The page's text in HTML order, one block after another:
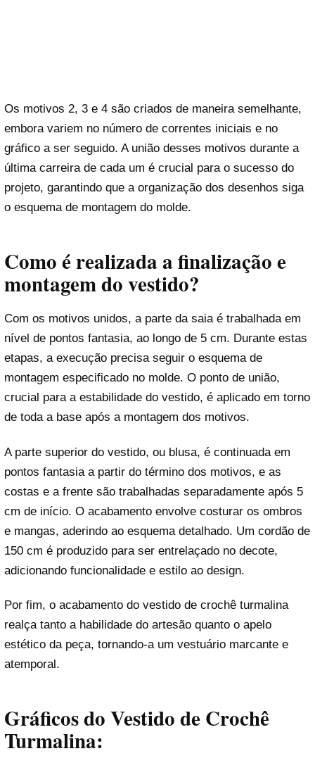
Os motivos 2, 3 e 4 são criados de maneira semelhante,
embora variem no número de correntes iniciais e no
gráfico a ser seguido. A união desses motivos durante a
última carreira de cada um é crucial para o sucesso do
projeto, garantindo que a organização dos desenhos siga
o esquema de montagem do molde.
Como é realizada a finalização e
montagem do vestido?
Com os motivos unidos, a parte da saia é trabalhada em
nível de pontos fantasia, ao longo de 5 cm. Durante estas
etapas, a execução precisa seguir o esquema de
montagem especificado no molde. O ponto de união,
crucial para a estabilidade do vestido, é aplicado em torno
de toda a base após a montagem dos motivos.
A parte superior do vestido, ou blusa, é continuada em
pontos fantasia a partir do término dos motivos, e as
costas e a frente são trabalhadas separadamente após 5
cm de início. O acabamento envolve costurar os ombros
e mangas, aderindo ao esquema detalhado. Um cordão de
150 cm é produzido para ser entrelaçado no decote,
adicionando funcionalidade e estilo ao design.
Por fim, o acabamento do vestido de crochê turmalina
realça tanto a habilidade do artesão quanto o apelo
estético da peça, tornando-a um vestuário marcante e
atemporal.
Gráficos do Vestido de Crochê
Turmalina: